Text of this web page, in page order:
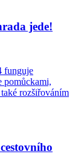
jede!
funguje
pomůckami,
rozšiřováním